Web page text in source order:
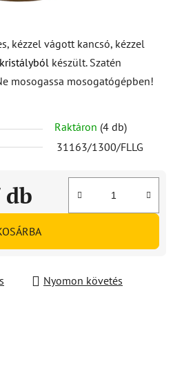
kézzel vágott kancsó, kézzel
készült. Szatén
mosogassa mosogatógépben!
Raktáron (4 db)
31163/1300/FLLG
db
Nyomon követés